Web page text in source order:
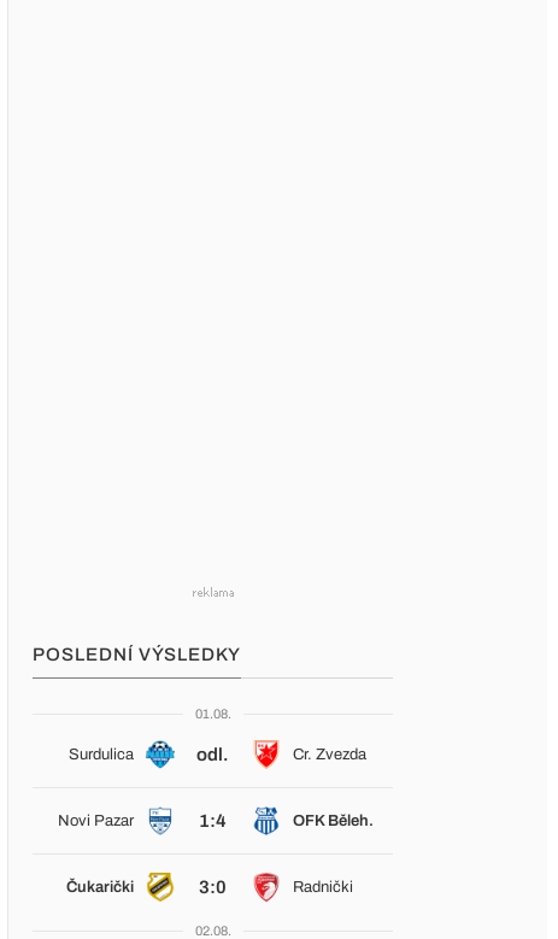
POSLEDNÍ VÝSLEDKY
01.08.
Surdulica odl. Cr. Zvezda
Novi Pazar 1:4 OFK Běleh.
Čukarički 3:0 Radnički
02.08.